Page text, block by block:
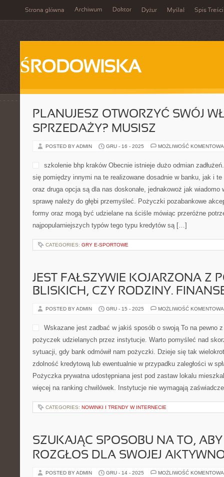
Strona główna Archiwum Doktor Dyżur Myślał Spis Treści
ŚRODOWISKA
PLANUJESZ OTWORZYĆ SWÓJ
SPRZEDAŻY? MUSISZ
POSTED BY ADMIN GRU - 16 - 2025 MOŻLIWOŚĆ
szkolenie bhp kraków Obecnie istnieje dużo odmian
się pomiędzy innymi na te realizowane dosadnie w banku, jak i
oraz druga opcja są dla nas doskonałe, jednakowoż jak
sprawę należy do głębi przemyśleć. Pożyczki pozabankowe
formy oraz mogą być udzielane na ściśle mówiąc przeróżne
najpopularniejszych typów tego typu kredytów są […]
CATEGORIES: GRY E-SPORTOWE
JEST FAŁSZYWIE KOJARZONA Z
BLISKICH, CZY RODZINY.
POSTED BY ADMIN GRU - 15 - 2025 MOŻLIWOŚĆ
Wskazane jest zadbać w jakiś sposób o swoją To na pewno
pożyczek udzielanych przez instytucje. Warto pomyśleć nad
sytuacji, gdy bank odmówił nam pożyczki. Dzieje się tak
zdolność kredytową lub ewentualnie w przypadku zaległości w
Pożyczka prywatna udostępniana jest pod zastaw lokalu
więcej na ranking chwilówek. Instytucje nie wymagają
CATEGORIES: NOWINKI I TRENDY W INTERNECIE
SZUKAJĄC SPOSOBU NA TO,
ROZGŁOS DLA SWOJEJ
POSTED BY ADMIN GRU - 14 - 2025 MOŻLIWOŚĆ